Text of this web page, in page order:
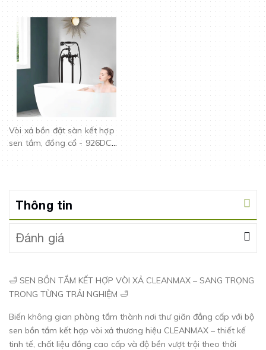
Vòi xả bồn đặt sàn kết hợp
sen tắm, đồng cổ - 926DC
CLEANMAX
Thông tin
Đánh giá
🛁 SEN BỒN TẮM KẾT HỢP VÒI XẢ CLEANMAX – SANG TRỌNG
TRONG TỪNG TRẢI NGHIỆM 🛁
Biến không gian phòng tắm thành nơi thư giãn đẳng cấp với bộ
sen bồn tắm kết hợp vòi xả thương hiệu CLEANMAX – thiết kế
tinh tế, chất liệu đồng cao cấp và độ bền vượt trội theo thời